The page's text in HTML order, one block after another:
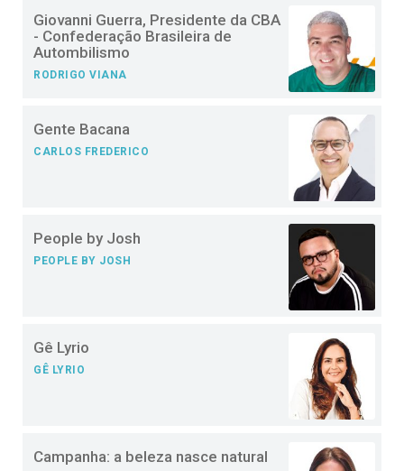
Giovanni Guerra, Presidente da CBA
- Confederação Brasileira de
Autombilismo
RODRIGO VIANA
Gente Bacana
CARLOS FREDERICO
People by Josh
PEOPLE BY JOSH
Gê Lyrio
GÊ LYRIO
Campanha: a beleza nasce natural